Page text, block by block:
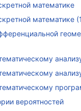
математике
математике
вероятностей